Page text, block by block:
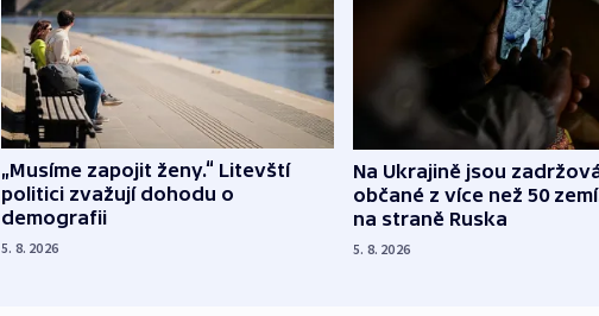
„Musíme zapojit ženy.“ Litevští
politici zvažují dohodu o
demografii
5. 8. 2026
Na Ukrajině jsou
občané z více než 50
na straně Ruska
5. 8. 2026